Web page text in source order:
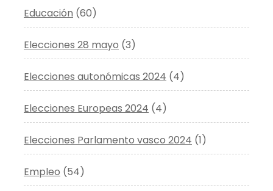
Educación (60)
Elecciones 28 mayo (3)
Elecciones autonómicas 2024 (4)
Elecciones Europeas 2024 (4)
Elecciones Parlamento vasco 2024 (1)
Empleo (54)